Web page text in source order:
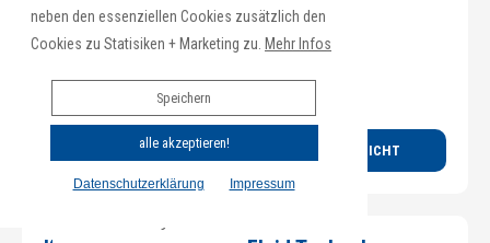
neben den essenziellen Cookies zusätzlich den
Cookies zu Statisiken + Marketing zu. Mehr Infos
Speichern
alle akzeptieren!
Datenschutzerklärung Impressum
Baden-Württemberg
JETZT BEWERBEN DETAILANSICHT